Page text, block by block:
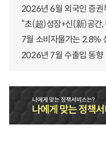
2026년 6월 외국인 증권
“초(超)성장+신(新)공간,
7월 소비자물가는 2.8%
2026년 7월 수출입 동향